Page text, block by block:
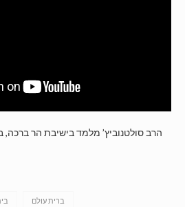
הרב סולטנוביץ’ מלמד בישיבת הר
ברית עולם